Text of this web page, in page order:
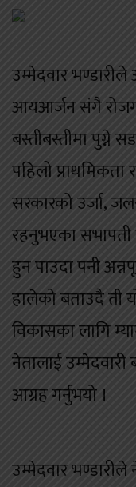
उम्मेदवार भण्डारीले
आयआर्जन संगै
बस्तीबस्तीमा पुग्ने
पहिलो
सरकारको उर्जा,
रहनुभएका
हुन पाउदा पनी
हालेको बताउदै ती
विकासका लागि
नेतालाई
आग्रह गर्नुभयो ।
उम्मेदवार भण्डारीले